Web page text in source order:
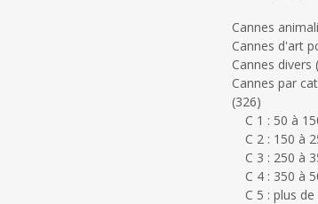
Cannes
Cannes d'art
Cannes divers
Cannes par
(326)
C 1 : 50 à
C 2 : 150 à
C 3 : 250 à
C 4 : 350 à
C 5 : plus